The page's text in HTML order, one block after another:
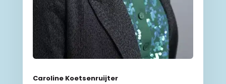
Caroline Koetsenruijter